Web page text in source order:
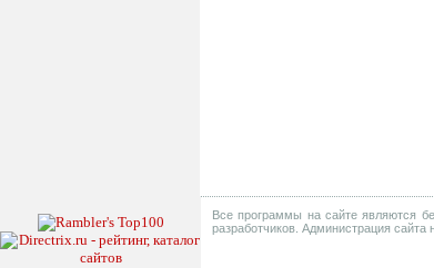
Все программы на сайте являются
разработчиков. Администрация